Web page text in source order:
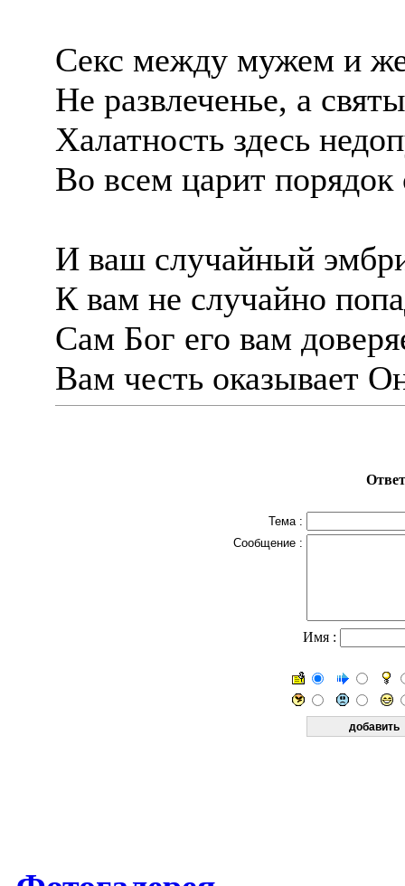
Секс между мужем и
Не развлеченье, а
Халатность здесь
Во всем царит порядок
И ваш случайный
К вам не случайно
Сам Бог его вам
Вам честь оказывает
Тема :
Сообщение :
Имя :